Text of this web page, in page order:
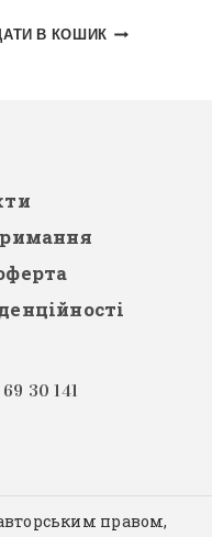
В КОШИК
30 141
правом,